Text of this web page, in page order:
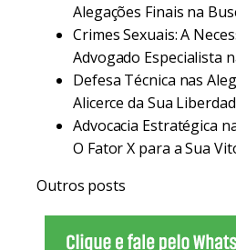
Alegações Finais na
Crimes Sexuais: A
Advogado Especialista
Defesa Técnica nas
Alicerce da Sua
Advocacia Estratégica
O Fator X para a Sua
Outros posts